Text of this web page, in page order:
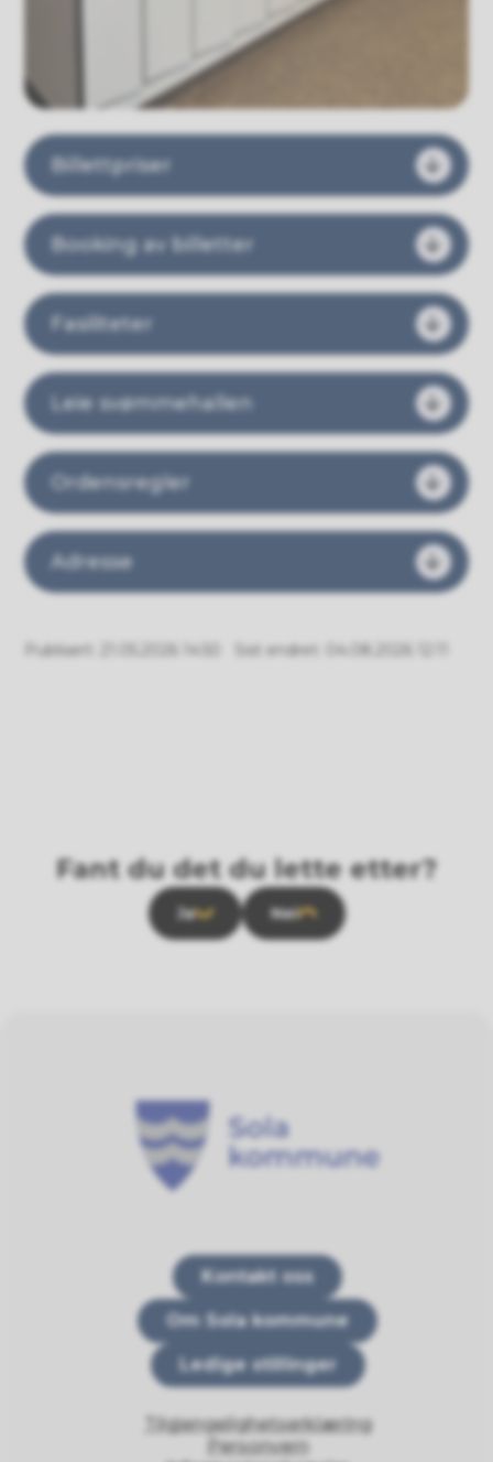
Billettpriser
Booking av billetter
Fasiliteter
Leie svømmehallen
Ordensregler
Adresse
Publisert Sist endret
Fant du det du lette etter?
Ja Nei
Kontakt oss
Om Sola kommune
Ledige stillinger
Tilgjengelighetserklæring
Personvern